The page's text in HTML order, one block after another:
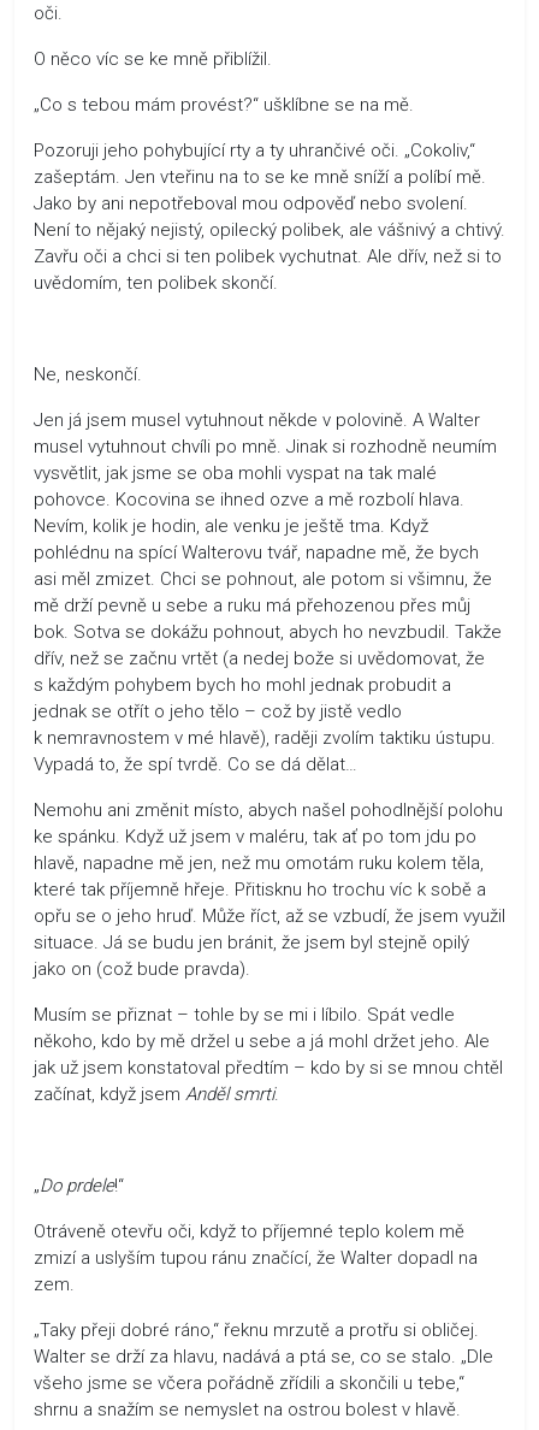
oči.
O něco víc se ke mně přiblížil.
„Co s tebou mám provést?“ ušklíbne se na mě.
Pozoruji jeho pohybující rty a ty uhrančivé oči. „Cokoliv,“
zašeptám. Jen vteřinu na to se ke mně sníží a políbí mě.
Jako by ani nepotřeboval mou odpověď nebo svolení.
Není to nějaký nejistý, opilecký polibek, ale vášnivý a chtivý.
Zavřu oči a chci si ten polibek vychutnat. Ale dřív, než si to
uvědomím, ten polibek skončí.
Ne, neskončí.
Jen já jsem musel vytuhnout někde v polovině. A Walter
musel vytuhnout chvíli po mně. Jinak si rozhodně neumím
vysvětlit, jak jsme se oba mohli vyspat na tak malé
pohovce. Kocovina se ihned ozve a mě rozbolí hlava.
Nevím, kolik je hodin, ale venku je ještě tma. Když
pohlédnu na spící Walterovu tvář, napadne mě, že bych
asi měl zmizet. Chci se pohnout, ale potom si všimnu, že
mě drží pevně u sebe a ruku má přehozenou přes můj
bok. Sotva se dokážu pohnout, abych ho nevzbudil. Takže
dřív, než se začnu vrtět (a nedej bože si uvědomovat, že
s každým pohybem bych ho mohl jednak probudit a
jednak se otřít o jeho tělo – což by jistě vedlo
k nemravnostem v mé hlavě), raději zvolím taktiku ústupu.
Vypadá to, že spí tvrdě. Co se dá dělat…
Nemohu ani změnit místo, abych našel pohodlnější polohu
ke spánku. Když už jsem v maléru, tak ať po tom jdu po
hlavě, napadne mě jen, než mu omotám ruku kolem těla,
které tak příjemně hřeje. Přitisknu ho trochu víc k sobě a
opřu se o jeho hruď. Může říct, až se vzbudí, že jsem využil
situace. Já se budu jen bránit, že jsem byl stejně opilý
jako on (což bude pravda).
Musím se přiznat – tohle by se mi i líbilo. Spát vedle
někoho, kdo by mě držel u sebe a já mohl držet jeho. Ale
jak už jsem konstatoval předtím – kdo by si se mnou chtěl
začínat, když jsem Anděl smrti.
„Do prdele!“
Otráveně otevřu oči, když to příjemné teplo kolem mě
zmizí a uslyším tupou ránu značící, že Walter dopadl na
zem.
„Taky přeji dobré ráno,“ řeknu mrzutě a protřu si obličej.
Walter se drží za hlavu, nadává a ptá se, co se stalo. „Dle
všeho jsme se včera pořádně zřídili a skončili u tebe,“
shrnu a snažím se nemyslet na ostrou bolest v hlavě.